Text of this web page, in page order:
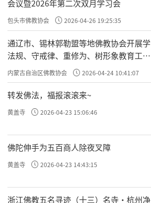
会议暨2026年第二次双月学习会
包头市佛教协会 2026-04-26 19:25:35
通辽市、锡林郭勒盟等地佛教协会开展学
法规、守戒律、重修为、树形象教育工作
专题学习会
内蒙古自治区佛教协会 2026-04-24 10:41:07
转发佛法，福报滚滚来~
黄盖寺 2026-04-23 15:06:46
佛陀伸手为五百商人除夜叉障
黄盖寺 2026-04-23 14:43:15
浙江佛教五名寻迹（十三）名寺·杭州净